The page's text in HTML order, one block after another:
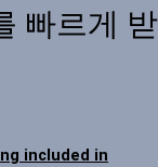
빠르게 받
included in